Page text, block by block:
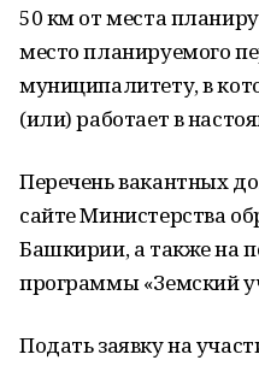
50 км от места
место планируемого
муниципалитету, в
(или) работает в
Перечень вакантных
сайте Министерства
Башкирии, а также на
программы «Земский
Подать заявку на